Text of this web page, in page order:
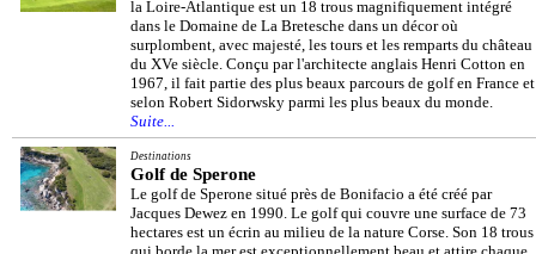
la Loire-Atlantique est un 18 trous magnifiquement intégré
dans le Domaine de La Bretesche dans un décor où
surplombent, avec majesté, les tours et les remparts du château
du XVe siècle. Conçu par l'architecte anglais Henri Cotton en
1967, il fait partie des plus beaux parcours de golf en France et
selon Robert Sidorwsky parmi les plus beaux du monde.
Suite...
Destinations
Golf de Sperone
Le golf de Sperone situé près de Bonifacio a été créé par
Jacques Dewez en 1990. Le golf qui couvre une surface de 73
hectares est un écrin au milieu de la nature Corse. Son 18 trous